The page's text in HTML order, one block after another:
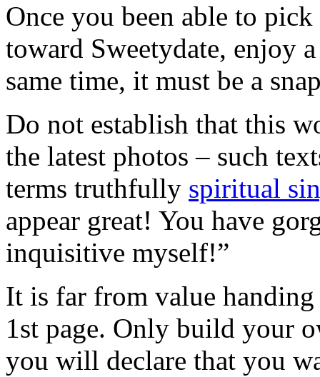
Once you been able to
toward Sweetydate, enjoy
same time, it must be a
Do not establish that this
the latest photos – such
terms truthfully spiritual
appear great! You have
inquisitive myself!”
It is far from value
1st page. Only build your
you will declare that you